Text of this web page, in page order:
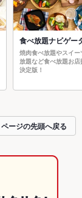
食べ放題ナビゲー
焼肉食べ放題やスイー
放題など食べ放題お店
決定版！
ページの先頭へ戻る